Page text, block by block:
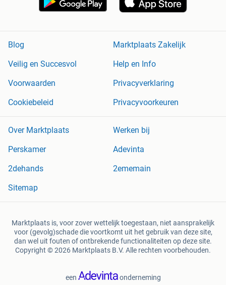
Blog
Marktplaats Zakelijk
Veilig en Succesvol
Help en Info
Voorwaarden
Privacyverklaring
Cookiebeleid
Privacyvoorkeuren
Over Marktplaats
Werken bij
Perskamer
Adevinta
2dehands
2ememain
Sitemap
Marktplaats is, voor zover wettelijk toegestaan, niet aansprakelijk
voor (gevolg)schade die voortkomt uit het gebruik van deze site,
dan wel uit fouten of ontbrekende functionaliteiten op deze site.
Copyright © 2026 Marktplaats B.V. Alle rechten voorbehouden.
een onderneming